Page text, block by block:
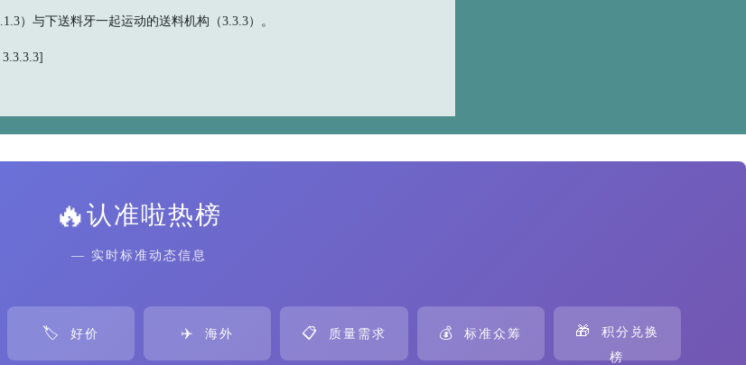
）与下送料牙一起运动的送料机构（3.3.3）。
🔥认准啦热榜
— 实时标准动态信息
🏷️ 好价 ✈️ 海外 📋 质量需求 💰 标准众筹 🎁
积分兑换
榜